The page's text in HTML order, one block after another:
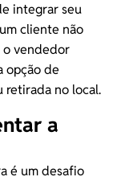
integrar seu
cliente não
o vendedor
opção de
retirada no local.
a
é um desafio